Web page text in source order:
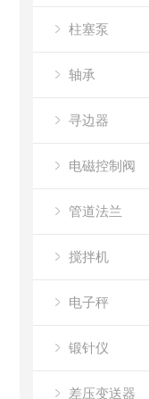
柱塞泵
轴承
寻边器
电磁控制阀
管道法兰
搅拌机
电子秤
锻针仪
差压变送器